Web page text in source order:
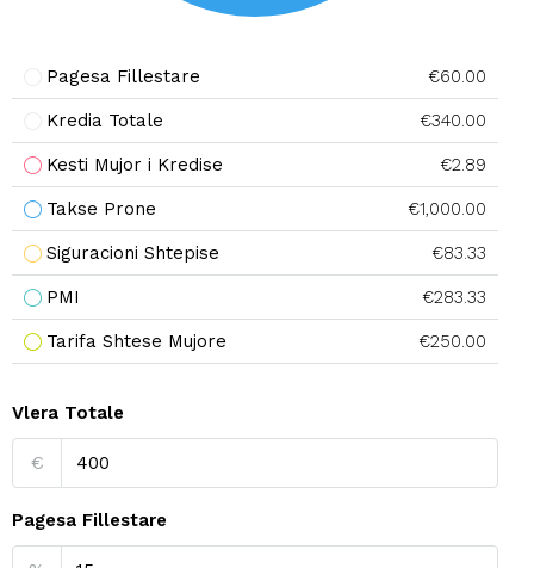
Pagesa Fillestare €60.00
Kredia Totale €340.00
Kesti Mujor i Kredise €2.89
Takse Prone €1,000.00
Siguracioni Shtepise €83.33
PMI €283.33
Tarifa Shtese Mujore €250.00
Vlera Totale
€
Pagesa Fillestare